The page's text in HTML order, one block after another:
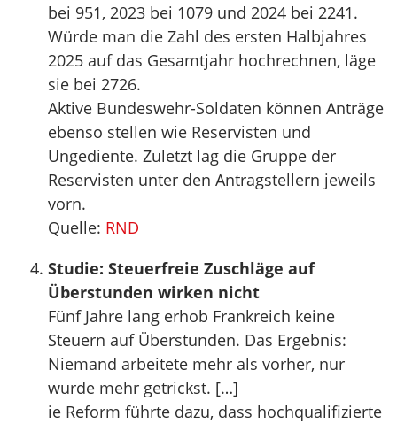
bei 951, 2023 bei 1079 und 2024 bei 2241.
Würde man die Zahl des ersten Halbjahres
2025 auf das Gesamtjahr hochrechnen, läge
sie bei 2726.
Aktive Bundeswehr-Soldaten können Anträge
ebenso stellen wie Reservisten und
Ungediente. Zuletzt lag die Gruppe der
Reservisten unter den Antragstellern jeweils
vorn.
Quelle: RND
Studie: Steuerfreie Zuschläge auf
Überstunden wirken nicht
Fünf Jahre lang erhob Frankreich keine
Steuern auf Überstunden. Das Ergebnis:
Niemand arbeitete mehr als vorher, nur
wurde mehr getrickst. […]
ie Reform führte dazu, dass hochqualifizierte